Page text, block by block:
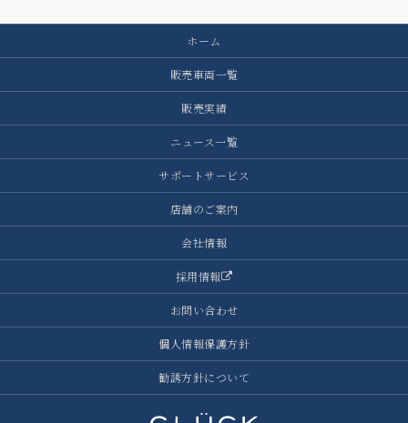
ホーム
販売車両一覧
販売実績
ニュース一覧
サポートサービス
店舗のご案内
会社情報
採用情報
お問い合わせ
個人情報保護方針
勧誘方針について